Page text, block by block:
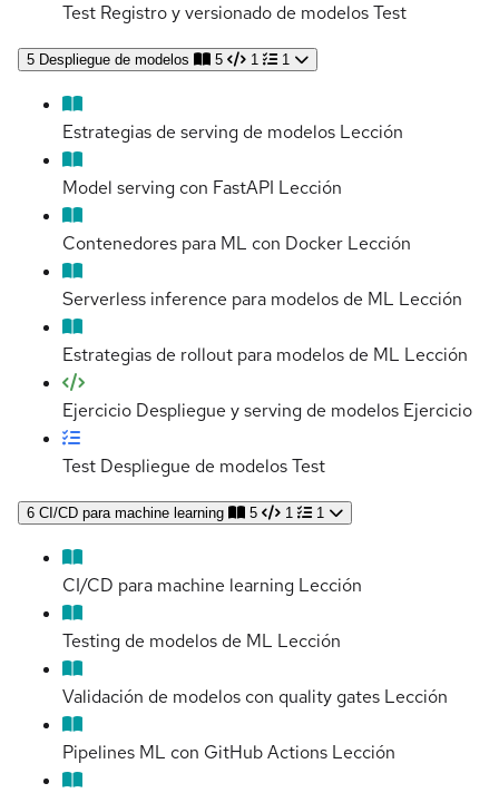
Test Registro y versionado de modelosTest
5 Despliegue de modelos 5 1 1
Estrategias de serving de modelos Lección
Model serving con FastAPI Lección
Contenedores para ML con Docker Lección
Serverless inference para modelos de ML Lección
Estrategias de rollout para modelos de ML Lección
Ejercicio Despliegue y serving de modelos Ejercicio
Test Despliegue de modelosTest
6 CI/CD para machine learning 5 1 1
CI/CD para machine learning Lección
Testing de modelos de ML Lección
Validación de modelos con quality gates Lección
Pipelines ML con GitHub Actions Lección